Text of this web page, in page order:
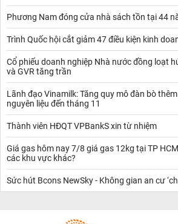
Phương Nam đóng cửa nhà sách tồn tại 44
Trình Quốc hội cắt giảm 47 điều kiện kinh
Cổ phiếu doanh nghiệp Nhà nước đồng loạt
và GVR tăng trần
Lãnh đạo Vinamilk: Tăng quy mô đàn bò
nguyên liệu đến tháng 11
Thành viên HĐQT VPBankS xin từ nhiệm
Giá gas hôm nay 7/8 giá gas 12kg tại TP
các khu vực khác?
Sức hút Bcons NewSky - Không gian an cư